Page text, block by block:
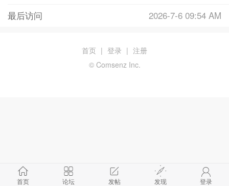
最后访问
2026-7-6 09:54 AM
首页 论坛 发帖 发现 登录
首页 | 登录 | 注册
© Comsenz Inc.